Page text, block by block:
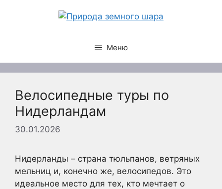
Меню
Велосипедные туры по
Нидерландам
30.01.2026
Нидерланды – страна тюльпанов, ветряных
мельниц и, конечно же, велосипедов. Это
идеальное место для тех, кто мечтает о